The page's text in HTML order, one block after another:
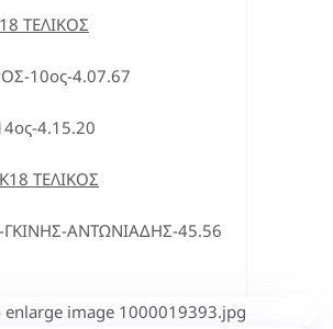
ΤΕΛΙΚΟΣ
10ος-4.07.67
4.15.20
ΤΕΛΙΚΟΣ
ΑΝΤΩΝΙΑΔΗΣ-45.56